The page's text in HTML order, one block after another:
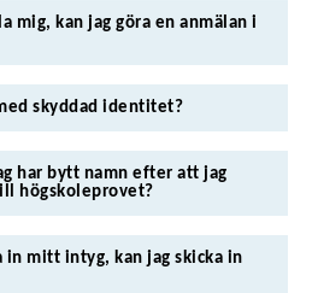
mig, kan jag göra en anmälan i
skyddad identitet?
har bytt namn efter att jag
högskoleprovet?
in mitt intyg, kan jag skicka in